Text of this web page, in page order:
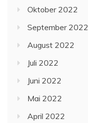
Oktober 2022
September 2022
August 2022
Juli 2022
Juni 2022
Mai 2022
April 2022